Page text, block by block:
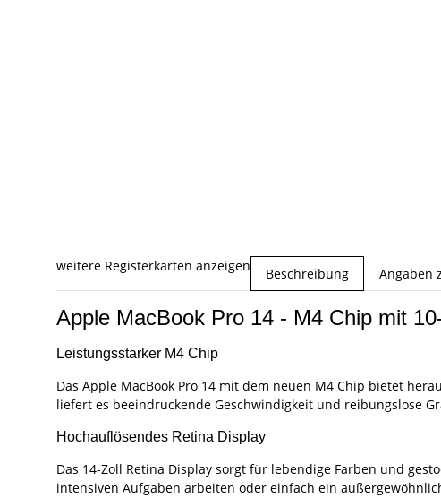
weitere Registerkarten anzeigen Beschreibung Angaben
Apple MacBook Pro 14 - M4 Chip mit
Leistungsstarker M4 Chip
Das Apple MacBook Pro 14 mit dem neuen M4 Chip bietet
liefert es beeindruckende Geschwindigkeit und reibungslose
Hochauflösendes Retina Display
Das 14-Zoll Retina Display sorgt für lebendige Farben und
intensiven Aufgaben arbeiten oder einfach ein